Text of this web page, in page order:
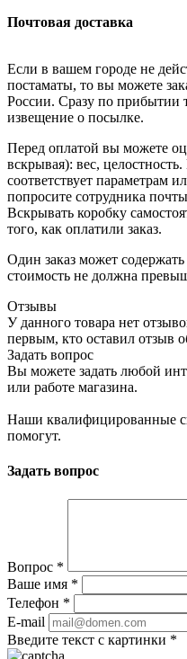
Почтовая доставка
Если в вашем городе не
постаматы, то вы можете
России. Сразу по прибытии
извещение о посылке.
Перед оплатой вы можете
вскрывая): вес,
соответствует параметрам
попросите сотрудника
Вскрывать коробку
того, как оплатили заказ.
Один заказ может
стоимость не должна
Отзывы
У данного товара нет
первым, кто оставил отзыв
Задать вопрос
Вы можете задать любой
или работе магазина.
Наши квалифицированные
помогут.
Задать вопрос
Вопрос *
Ваше имя *
Телефон *
E-mail
Введите текст с картинки *